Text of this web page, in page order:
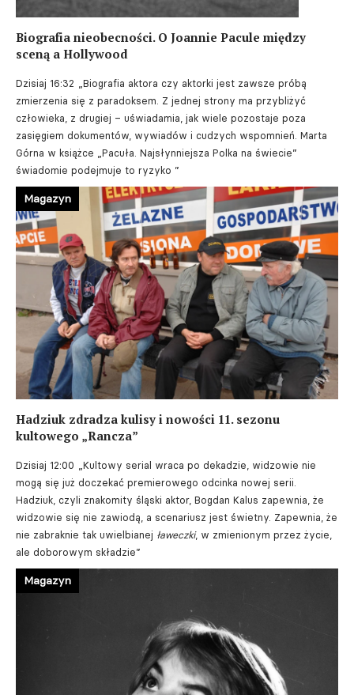
Biografia nieobecności. O Joannie Pacule między
sceną a Hollywood
Dzisiaj 16:32 „Biografia aktora czy aktorki jest zawsze próbą
zmierzenia się z paradoksem. Z jednej strony ma przybliżyć
człowieka, z drugiej – uświadamia, jak wiele pozostaje poza
zasięgiem dokumentów, wywiadów i cudzych wspomnień. Marta
Górna w książce „Pacuła. Najsłynniejsza Polka na świecie”
świadomie podejmuje to ryzyko ”
Hadziuk zdradza kulisy i nowości 11. sezonu
kultowego „Rancza”
Dzisiaj 12:00 „Kultowy serial wraca po dekadzie, widzowie nie
mogą się już doczekać premierowego odcinka nowej serii.
Hadziuk, czyli znakomity śląski aktor, Bogdan Kalus zapewnia, że
widzowie się nie zawiodą, a scenariusz jest świetny. Zapewnia, że
nie zabraknie tak uwielbianej ławeczki, w zmienionym przez życie,
ale doborowym składzie”
Magazyn
Magazyn